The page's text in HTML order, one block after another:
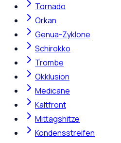
Tornado
Orkan
Genua-Zyklone
Schirokko
Trombe
Okklusion
Medicane
Kaltfront
Mittagshitze
Kondensstreifen